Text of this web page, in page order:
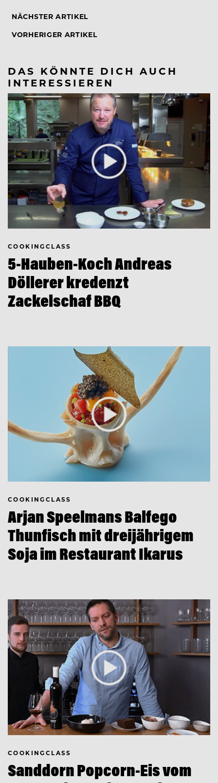
NÄCHSTER ARTIKEL
VORHERIGER ARTIKEL
DAS KÖNNTE DICH AUCH
INTERESSIEREN
COOKINGCLASS
5-Hauben-Koch Andreas
Döllerer kredenzt
Zackelschaf BBQ
COOKINGCLASS
Arjan Speelmans Balfego
Thunfisch mit dreijährigem
Soja im Restaurant Ikarus
COOKINGCLASS
Sanddorn Popcorn-Eis vom